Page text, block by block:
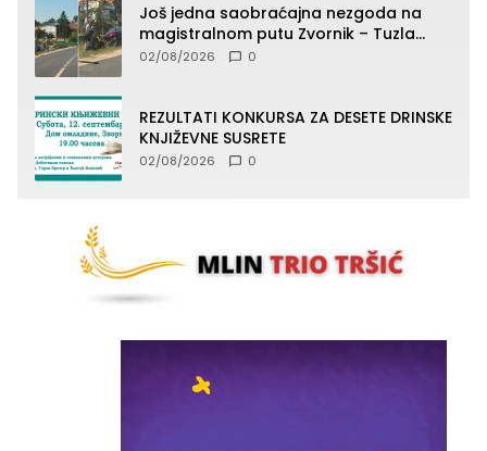
Još jedna saobraćajna nezgoda na
magistralnom putu Zvornik – Tuzla
(FOTO)
02/08/2026 0
REZULTATI KONKURSA ZA DESETE DRINSKE
KNJIŽEVNE SUSRETE
02/08/2026 0